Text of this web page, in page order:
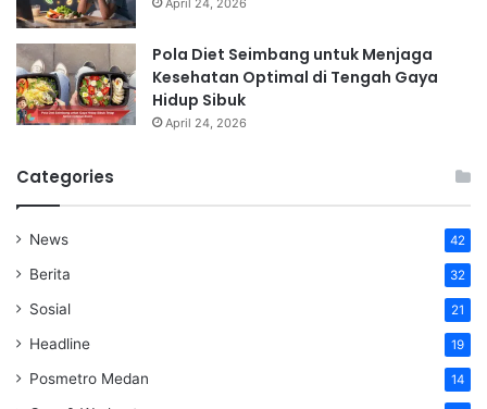
April 24, 2026
Pola Diet Seimbang untuk Menjaga
Kesehatan Optimal di Tengah Gaya
Hidup Sibuk
April 24, 2026
Categories
News 42
Berita 32
Sosial 21
Headline 19
Posmetro Medan 14